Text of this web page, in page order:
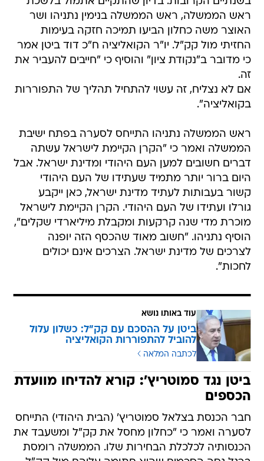
ראש הממשלה, ראש הממשלה בנימין נתניהו ושר
האוצר משה כחלון הביעו תמיכה חזקה בעימות
החזיתי מול קק"ל. יו"ר הקואליציה ח"כ דוד ביטן אמר
כי מדובר ב"נקודת ציון" והוסיף כי "חייבים להעביר את
זה.
אם לא נצליח, זה עשוי להתחיל תהליך של התפוררות
בקואליציה".
ראש הממשלה נתניהו התייחס לסערה בפתח ישיבת
הממשלה ואמר כי "הקרן הקיימת לישראל עשתה
דברים חשובים למען העם היהודי ומדינת ישראל. אבל
היום ברור יותר מתמיד שעתידו של העם היהודי
קשור בעבותות לעתיד מדינת ישראל, כאן ייקבע
גורלו ועתידו של העם היהודי. הקרן הקיימת לישראל
מוכרת מדי שנה קרקעות ומקבלת מיליארדי שקלים",
הוסיף נתניהו. "חשוב מאוד שהכסף הזה יופנה
לצרכים של מדינת ישראל. הצרכים אינם יכולים
לחכות".
עוד באותו נושא
ביטן על ההסכם עם קק"ל: כשלון עלול
להוביל להתפוררות הקואליציה
לכתבה המלאה
ביטן נגד סמוטריץ': קורא להדיחו מוועדת
הכספים
חבר הכנסת בצלאל סמוטריץ' (הבית היהודי) התייחס
לסערה ואמר כי "כחלון מחסל את קק"ל ומשעבד את
הכנסותיה לכלכלת הבחירות שלו. הממשלה רומסת